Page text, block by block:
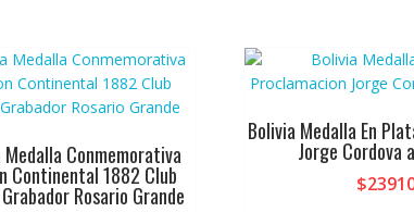
Conmemorativa
Continental 1882 Club
Rosario Grande
Bolivia Medalla En
Jorge Cordova
$